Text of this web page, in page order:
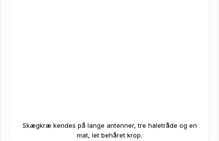
Skægkræ kendes på lange antenner, tre haletråde og en
mat, let behåret krop.